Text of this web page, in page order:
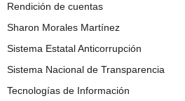
Rendición de cuentas
Sharon Morales Martínez
Sistema Estatal Anticorrupción
Sistema Nacional de Transparencia
Tecnologías de Información